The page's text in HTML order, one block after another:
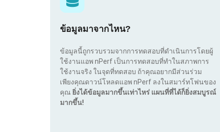
ข้อมูลมาจากไหน?
ข้อมูลนี้ถูกรวบรวมจากการทดสอบที่ดำเนินการโดยผู้
ใช้งานแอพ nPerf เป็นการทดสอบที่ทำในสภาพการ
ใช้งานจริง ในจุดที่ทดสอบ ถ้าคุณอยากมีส่วนร่วม
เพียงคุณดาวน์โหลดแอพ nPerf ลงในสมาร์ทโฟนของ
คุณยิ่งได้ข้อมูลมากขึ้นเท่าไหร่ แผนที่ที่ได้ก็ยิ่งสมบูรณ์
มากขึ้น!